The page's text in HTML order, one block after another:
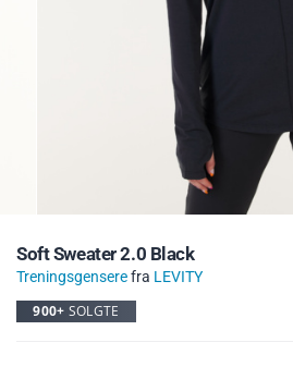
Soft Sweater 2.0 Black
Treningsgenserefra LEVITY
900+ SOLGTE